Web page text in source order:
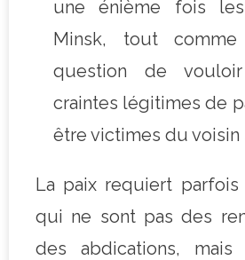
une énième fois
Minsk, tout
question de
craintes légitimes de
être victimes du
La paix requiert parfois
qui ne sont pas des
des abdications,